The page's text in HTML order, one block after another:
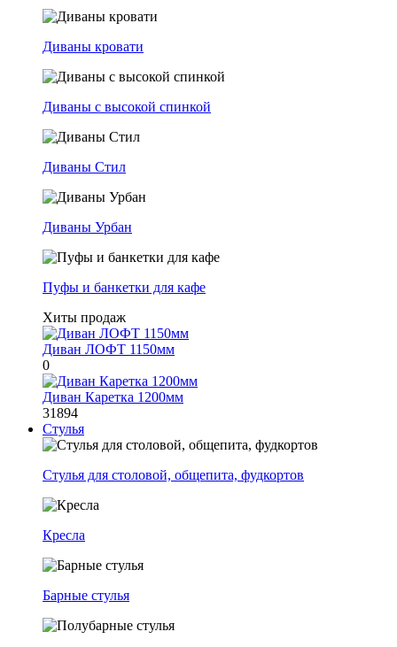
Диваны кровати
Диваны с высокой спинкой
Диваны Стил
Диваны Урбан
Пуфы и банкетки для кафе
Хиты продаж
Диван ЛОФТ 1150мм
0
Диван Каретка 1200мм
31894
Стулья
Стулья для столовой, общепита, фудкортов
Кресла
Барные стулья